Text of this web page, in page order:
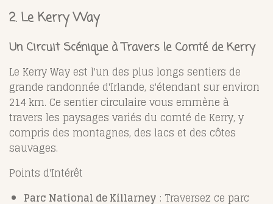
2. Le Kerry Way
Un Circuit Scénique à Travers le Comté de Kerry
Le Kerry Way est l'un des plus longs sentiers de
grande randonnée d'Irlande, s'étendant sur environ
214 km. Ce sentier circulaire vous emmène à
travers les paysages variés du comté de Kerry, y
compris des montagnes, des lacs et des côtes
sauvages.
Points d'Intérêt
Parc National de Killarney : Traversez ce parc